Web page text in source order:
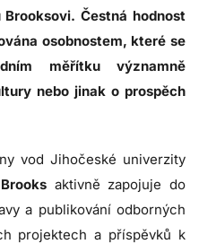
Čestná hodnost
osobnostem, které se
měřítku významně
nebo jinak o prospěch
vod Jihočeské univerzity
aktivně zapojuje do
a publikování odborných
projektech a příspěvků k